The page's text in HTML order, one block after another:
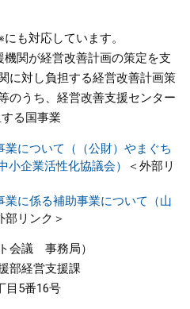
も対応しています。
関が経営改善計画の策定を支
に対し負担する経営改善計画策
のうち、経営改善支援センター
る国事業
について（（公財）やまぐち
小企業活性化協議会）
＜外部リ
に係る補助事業について（山
部リンク＞
会議 事務局）
部経営支援課
目5番16号